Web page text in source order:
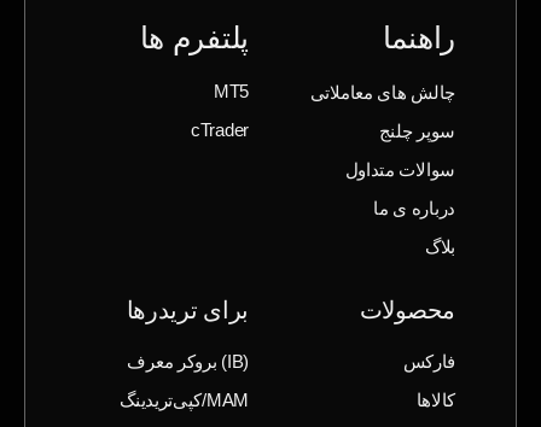
راهنما
چالش های معاملاتی
سوپر چلنج
سوالات متداول
درباره ی ما
بلاگ
پلتفرم ها
MT5
cTrader
محصولات
فارکس
کالاها
برای تریدرها
(IB) بروکر معرف
MAM/کپی‌تریدینگ